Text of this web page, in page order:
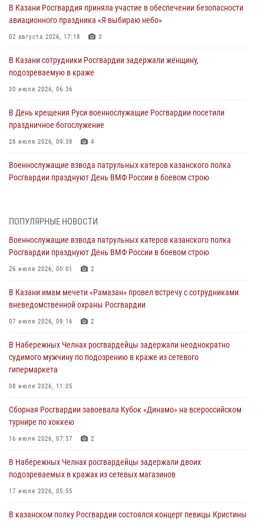
В Казани Росгвардия приняла участие в обеспечении безопасности
авиационного праздника «Я выбираю небо»
02 августа 2026, 17:18 3
В Казани сотрудники Росгвардии задержали женщину,
подозреваемую в краже
30 июля 2026, 06:36
В День крещения Руси военнослужащие Росгвардии посетили
праздничное богослужение
28 июля 2026, 09:38 4
Военнослужащие взвода патрульных катеров казанского полка
Росгвардии празднуют День ВМФ России в боевом строю
Татарстанские росгвардейцы завоевали «бронзу» в окружном этапе
24 июля 2026, 15:05 4
В казанском полку Росгвардии состоялся концерт певицы Кристины
В Нижнекамске сотрудники Росгвардии задержали подозреваемого
23 июля 2026, 06:47
В Казани Росгвардия приняла участие в обеспечении безопасности
крестного хода и освящения храма
ПОПУЛЯРНЫЕ НОВОСТИ
Военнослужащие взвода патрульных катеров казанского полка
Росгвардии празднуют День ВМФ России в боевом строю
26 июля 2026, 00:01 2
В Казани имам мечети «Рамазан» провел встречу с сотрудниками
вневедомственной охраны Росгвардии
07 июля 2026, 09:16 2
В Набережных Челнах росгвардейцы задержали неоднократно
судимого мужчину по подозрению в краже из сетевого
гипермаркета
08 июля 2026, 11:05
Сборная Росгвардии завоевала Кубок «Динамо» на всероссийском
турнире по хоккею
16 июля 2026, 07:37 2
В Набережных Челнах росгвардейцы задержали двоих
подозреваемых в кражах из сетевых магазинов
17 июля 2026, 05:55
В казанском полку Росгвардии состоялся концерт певицы Кристины